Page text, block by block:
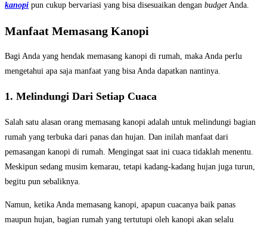
kanopi pun cukup bervariasi yang bisa disesuaikan dengan budget Anda.
Manfaat Memasang Kanopi
Bagi Anda yang hendak memasang kanopi di rumah, maka Anda perlu
mengetahui apa saja manfaat yang bisa Anda dapatkan nantinya.
1. Melindungi Dari Setiap Cuaca
Salah satu alasan orang memasang kanopi adalah untuk melindungi bagian
rumah yang terbuka dari panas dan hujan. Dan inilah manfaat dari
pemasangan kanopi di rumah. Mengingat saat ini cuaca tidaklah menentu.
Meskipun sedang musim kemarau, tetapi kadang-kadang hujan juga turun,
begitu pun sebaliknya.
Namun, ketika Anda memasang kanopi, apapun cuacanya baik panas
maupun hujan, bagian rumah yang tertutupi oleh kanopi akan selalu